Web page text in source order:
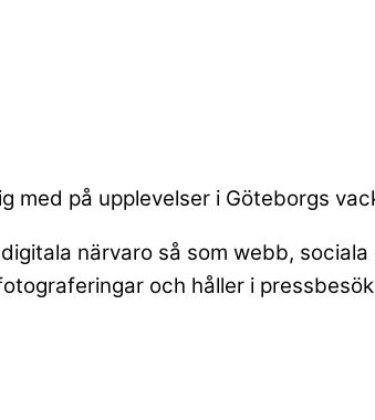
med på upplevelser i Göteborgs
närvaro så som webb,
och håller i